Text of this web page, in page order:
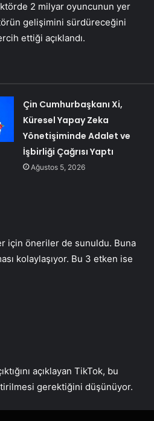
2 milyar oyuncunun yer
gelişimini sürdüreceğini
ettiği açıklandı.
Çin Cumhurbaşkanı Xi,
Küresel Yapay Zeka
Yönetişiminde Adalet ve
İşbirliği Çağrısı Yaptı
Ağustos 5, 2026
için öneriler de sunuldu. Buna
kolaylaşıyor. Bu 3 etken ise
açıklayan TikTok, bu
gerektiğini düşünüyor.